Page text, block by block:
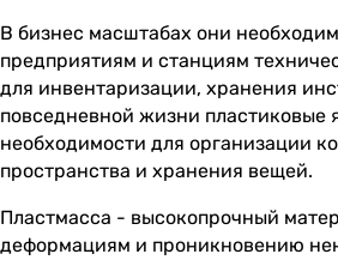
В бизнес масштабах они
предприятиям и станциям
для инвентаризации, хранения
повседневной жизни пластиковые
необходимости для организации
пространства и хранения вещей.
Пластмасса - высокопрочный
деформациям и проникновению